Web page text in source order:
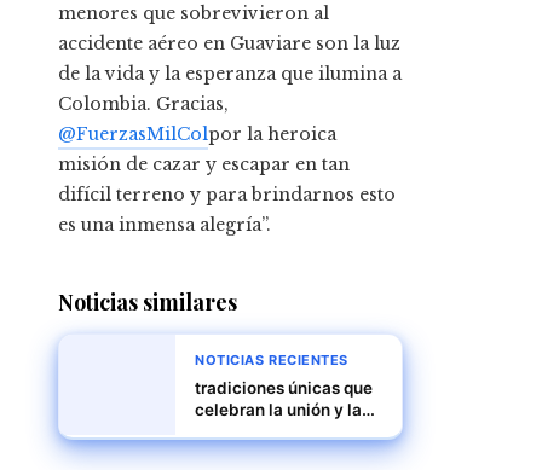
menores que sobrevivieron al
accidente aéreo en Guaviare son la luz
de la vida y la esperanza que ilumina a
Colombia. Gracias,
@FuerzasMilColpor la heroica
misión de cazar y escapar en tan
difícil terreno y para brindarnos esto
es una inmensa alegría”.
Noticias similares
NOTICIAS RECIENTES
tradiciones únicas que
celebran la unión y la